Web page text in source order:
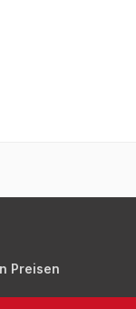
Preisen